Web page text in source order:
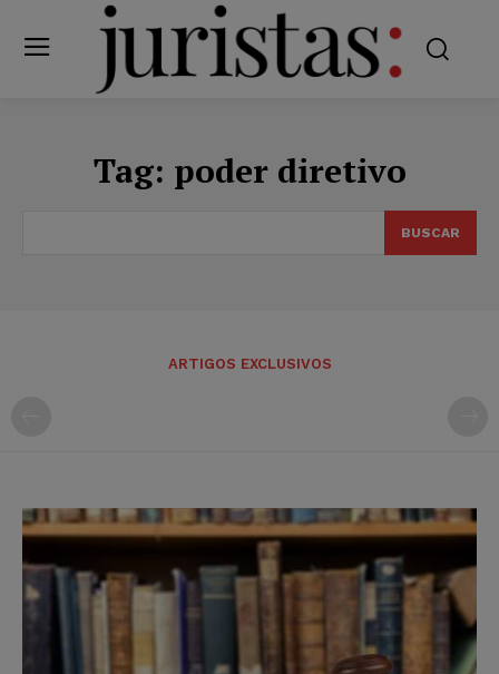
Tag: poder diretivo
BUSCAR
ARTIGOS EXCLUSIVOS